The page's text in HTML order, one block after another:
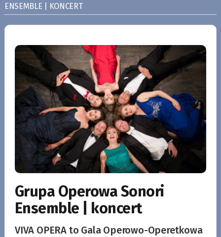
ENSEMBLE | KONCERT
Grupa Operowa Sonori
Ensemble | koncert
VIVA OPERA to Gala Operowo-Operetkowa